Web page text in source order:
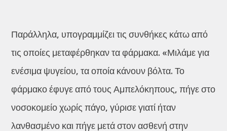
Παράλληλα, υπογραμμίζει τις συνθήκες κάτω από
τις οποίες μεταφέρθηκαν τα φάρμακα. «Μιλάμε για
ενέσιμα ψυγείου, τα οποία κάνουν βόλτα. Το
φάρμακο έφυγε από τους Αμπελόκηπους, πήγε στο
νοσοκομείο χωρίς πάγο, γύρισε γιατί ήταν
λανθασμένο και πήγε μετά στον ασθενή στην